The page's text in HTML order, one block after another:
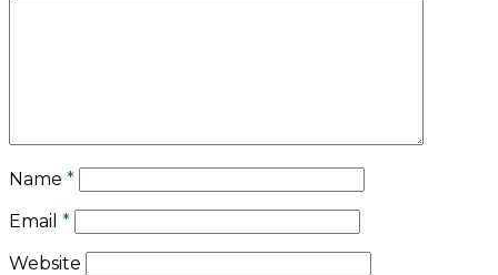
Name *
Email *
Website